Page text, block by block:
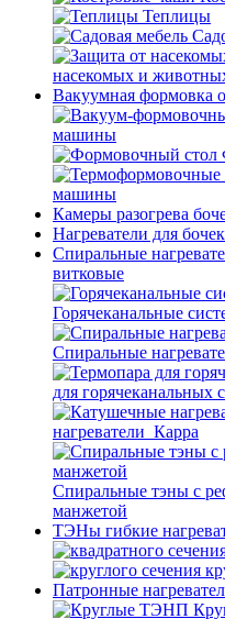
Теплицы
насекомых и
Вакуумная формовка
машины
машины
Камеры разогрева
Нагреватели для бочек
Спиральные
витковые
Горячеканальные
Спиральные
для горячеканальных
нагреватели_Карра
Спиральные тэны с
манжетой
ТЭНы гибкие
Патронные